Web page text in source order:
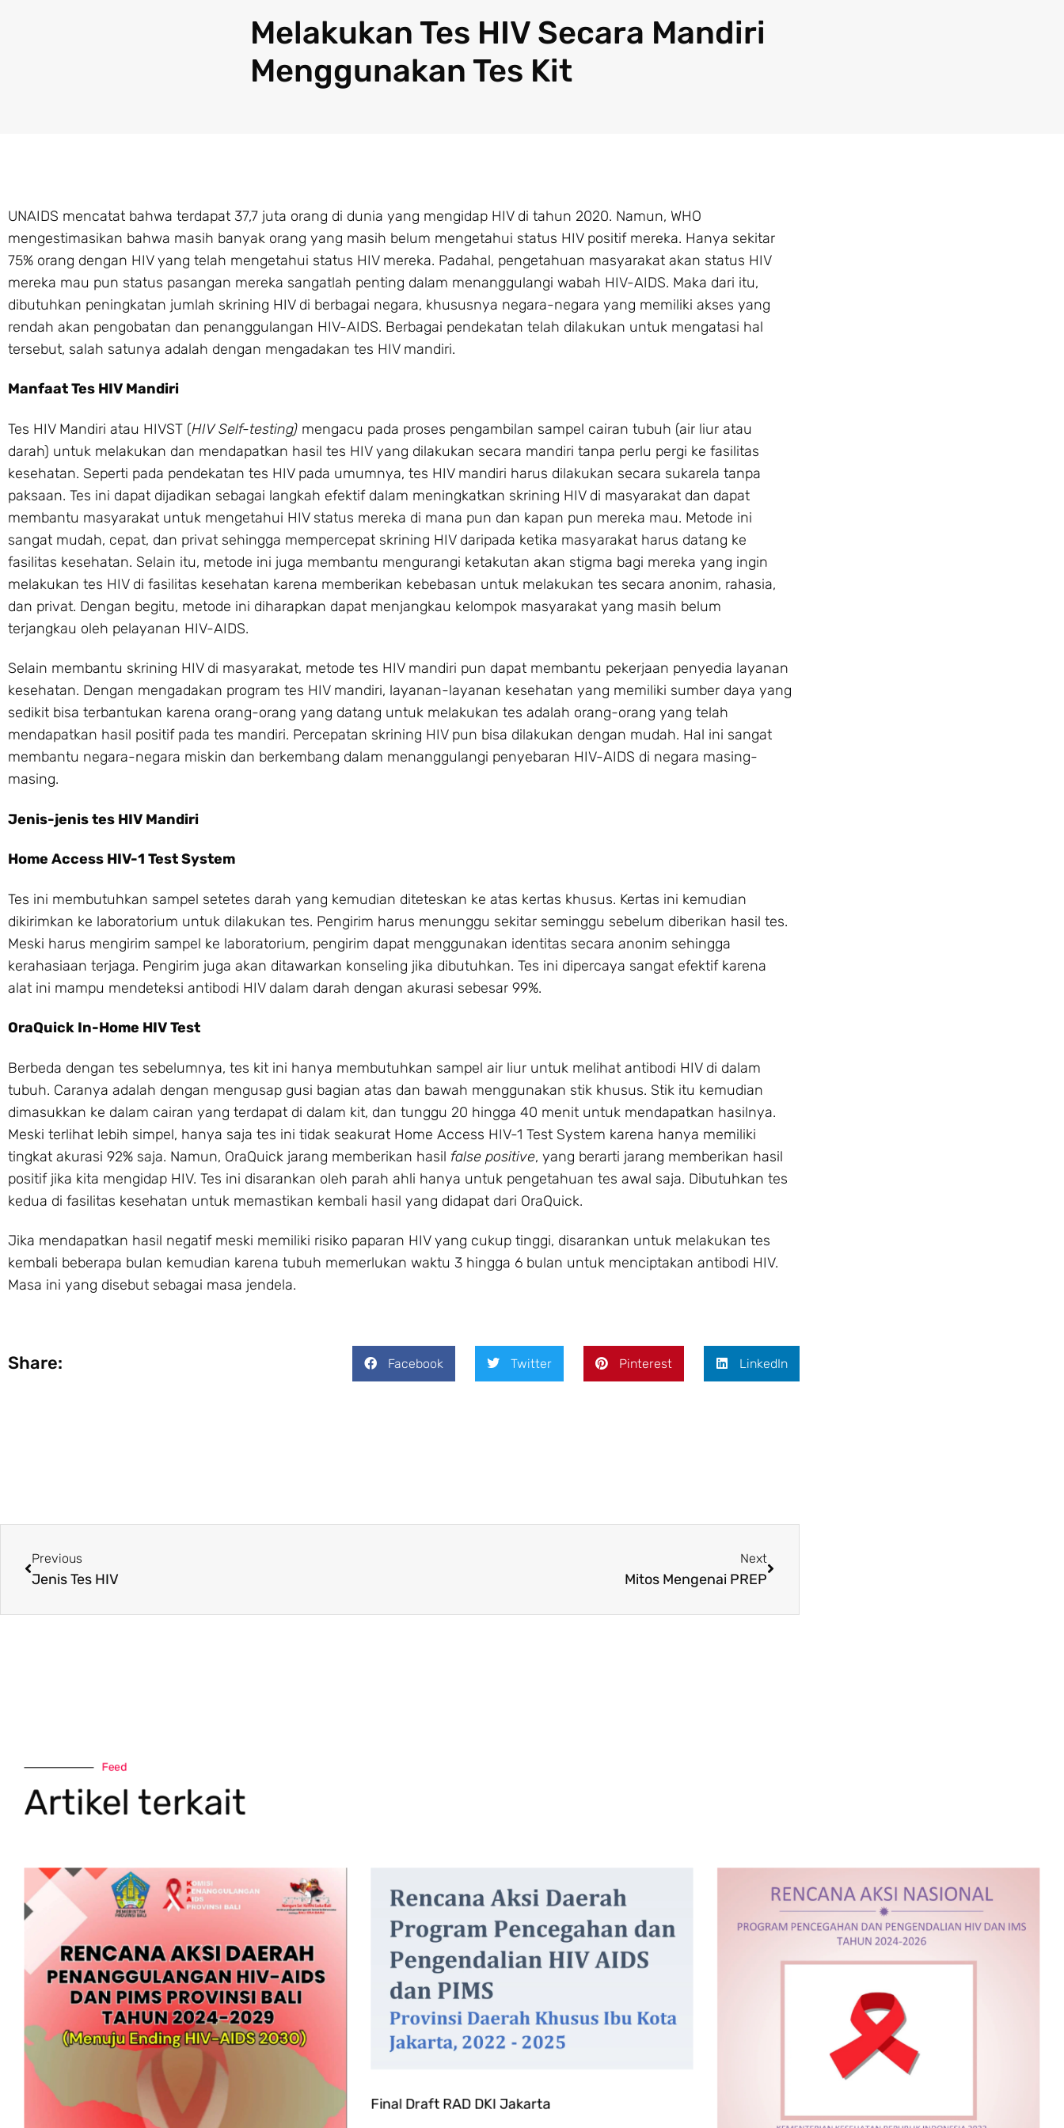
Melakukan Tes HIV Secara Mandiri
Menggunakan Tes Kit
UNAIDS mencatat bahwa terdapat 37,7 juta orang di dunia yang mengidap HIV di tahun 2020. Namun, WHO
mengestimasikan bahwa masih banyak orang yang masih belum mengetahui status HIV positif mereka. Hanya sekitar
75% orang dengan HIV yang telah mengetahui status HIV mereka. Padahal, pengetahuan masyarakat akan status HIV
mereka mau pun status pasangan mereka sangatlah penting dalam menanggulangi wabah HIV-AIDS. Maka dari itu,
dibutuhkan peningkatan jumlah skrining HIV di berbagai negara, khususnya negara-negara yang memiliki akses yang
rendah akan pengobatan dan penanggulangan HIV-AIDS. Berbagai pendekatan telah dilakukan untuk mengatasi hal
tersebut, salah satunya adalah dengan mengadakan tes HIV mandiri.
Manfaat Tes HIV Mandiri
Tes HIV Mandiri atau HIVST (HIV Self-testing) mengacu pada proses pengambilan sampel cairan tubuh (air liur atau
darah) untuk melakukan dan mendapatkan hasil tes HIV yang dilakukan secara mandiri tanpa perlu pergi ke fasilitas
kesehatan. Seperti pada pendekatan tes HIV pada umumnya, tes HIV mandiri harus dilakukan secara sukarela tanpa
paksaan. Tes ini dapat dijadikan sebagai langkah efektif dalam meningkatkan skrining HIV di masyarakat dan dapat
membantu masyarakat untuk mengetahui HIV status mereka di mana pun dan kapan pun mereka mau. Metode ini
sangat mudah, cepat, dan privat sehingga mempercepat skrining HIV daripada ketika masyarakat harus datang ke
fasilitas kesehatan. Selain itu, metode ini juga membantu mengurangi ketakutan akan stigma bagi mereka yang ingin
melakukan tes HIV di fasilitas kesehatan karena memberikan kebebasan untuk melakukan tes secara anonim, rahasia,
dan privat. Dengan begitu, metode ini diharapkan dapat menjangkau kelompok masyarakat yang masih belum
terjangkau oleh pelayanan HIV-AIDS.
Selain membantu skrining HIV di masyarakat, metode tes HIV mandiri pun dapat membantu pekerjaan penyedia layanan
kesehatan. Dengan mengadakan program tes HIV mandiri, layanan-layanan kesehatan yang memiliki sumber daya yang
sedikit bisa terbantukan karena orang-orang yang datang untuk melakukan tes adalah orang-orang yang telah
mendapatkan hasil positif pada tes mandiri. Percepatan skrining HIV pun bisa dilakukan dengan mudah. Hal ini sangat
membantu negara-negara miskin dan berkembang dalam menanggulangi penyebaran HIV-AIDS di negara masing-
masing.
Jenis-jenis tes HIV Mandiri
Home Access HIV-1 Test System
Tes ini membutuhkan sampel setetes darah yang kemudian diteteskan ke atas kertas khusus. Kertas ini kemudian
dikirimkan ke laboratorium untuk dilakukan tes. Pengirim harus menunggu sekitar seminggu sebelum diberikan hasil tes.
Meski harus mengirim sampel ke laboratorium, pengirim dapat menggunakan identitas secara anonim sehingga
kerahasiaan terjaga. Pengirim juga akan ditawarkan konseling jika dibutuhkan. Tes ini dipercaya sangat efektif karena
alat ini mampu mendeteksi antibodi HIV dalam darah dengan akurasi sebesar 99%.
OraQuick In-Home HIV Test
Berbeda dengan tes sebelumnya, tes kit ini hanya membutuhkan sampel air liur untuk melihat antibodi HIV di dalam
tubuh. Caranya adalah dengan mengusap gusi bagian atas dan bawah menggunakan stik khusus. Stik itu kemudian
dimasukkan ke dalam cairan yang terdapat di dalam kit, dan tunggu 20 hingga 40 menit untuk mendapatkan hasilnya.
Meski terlihat lebih simpel, hanya saja tes ini tidak seakurat Home Access HIV-1 Test System karena hanya memiliki
tingkat akurasi 92% saja. Namun, OraQuick jarang memberikan hasil false positive, yang berarti jarang memberikan hasil
positif jika kita mengidap HIV. Tes ini disarankan oleh parah ahli hanya untuk pengetahuan tes awal saja. Dibutuhkan tes
kedua di fasilitas kesehatan untuk memastikan kembali hasil yang didapat dari OraQuick.
Jika mendapatkan hasil negatif meski memiliki risiko paparan HIV yang cukup tinggi, disarankan untuk melakukan tes
kembali beberapa bulan kemudian karena tubuh memerlukan waktu 3 hingga 6 bulan untuk menciptakan antibodi HIV.
Masa ini yang disebut sebagai masa jendela.
Share: Facebook Twitter Pinterest LinkedIn
Previous
Jenis Tes HIV
Next
Mitos Mengenai PREP
Feed
Artikel terkait
Final Draft RAD DKI Jakarta